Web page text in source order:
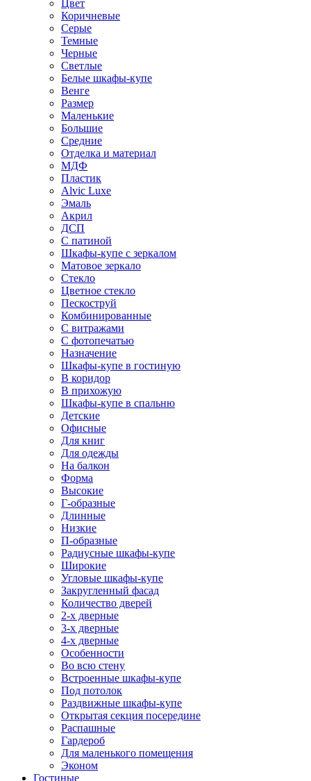
Цвет
Коричневые
Серые
Темные
Черные
Светлые
Белые шкафы-купе
Венге
Размер
Маленькие
Большие
Средние
Отделка и материал
МДФ
Пластик
Alvic Luxe
Эмаль
Акрил
ДСП
С патиной
Шкафы-купе с зеркалом
Матовое зеркало
Стекло
Цветное стекло
Пескоструй
Комбинированные
С витражами
С фотопечатью
Назначение
Шкафы-купе в гостиную
В коридор
В прихожую
Шкафы-купе в спальню
Детские
Офисные
Для книг
Для одежды
На балкон
Форма
Высокие
Г-образные
Длинные
Низкие
П-образные
Радиусные шкафы-купе
Широкие
Угловые шкафы-купе
Закругленный фасад
Количество дверей
2-х дверные
3-х дверные
4-х дверные
Особенности
Во всю стену
Встроенные шкафы-купе
Под потолок
Раздвижные шкафы-купе
Открытая секция посередине
Распашные
Гардероб
Для маленького помещения
Эконом
Гостиные